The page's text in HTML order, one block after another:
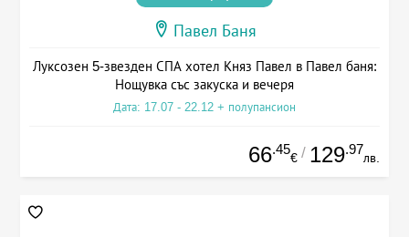
Павел Баня
Луксозен 5-звезден СПА хотел Княз Павел в Павел баня:
Нощувка със закуска и вечеря
Дата: 17.07 - 22.12 + полупансион
66.45
€ / 129.97
лв.